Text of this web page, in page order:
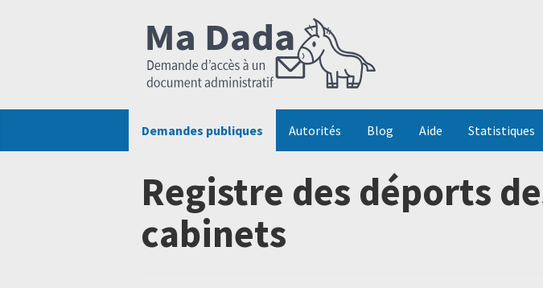
Demandes publiques Autorités Blog Aide Statistiques
Registre des déports
cabinets